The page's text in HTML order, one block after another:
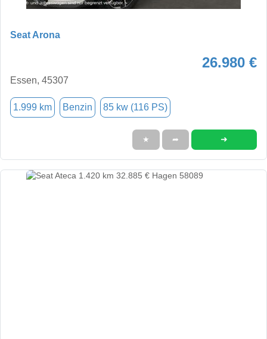
Seat Arona
26.980 €
Essen, 45307
1.999 km Benzin 85 kw (116 PS)
★ ➦ ➜